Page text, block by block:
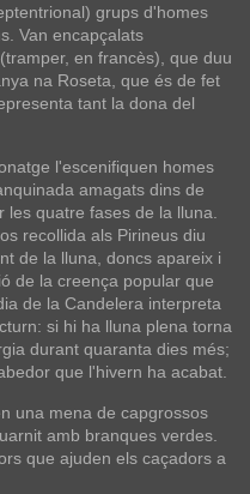
grups d'homes
Van encapçalats
(tramper, en francès), que duu
na Roseta, que és de fet
tant la dona del
l'escenifiquen homes
amagats dins de
quatre fases de la lluna.
recollida als Pirineus diu
de la lluna, doncs apareix i
de la creença popular que
de la Candelera interpreta
si hi ha lluna plena torna
durant quaranta dies més;
que l'hivern ha acabat.
una mena de capgrossos
amb branques verdes.
que ajuden els caçadors a